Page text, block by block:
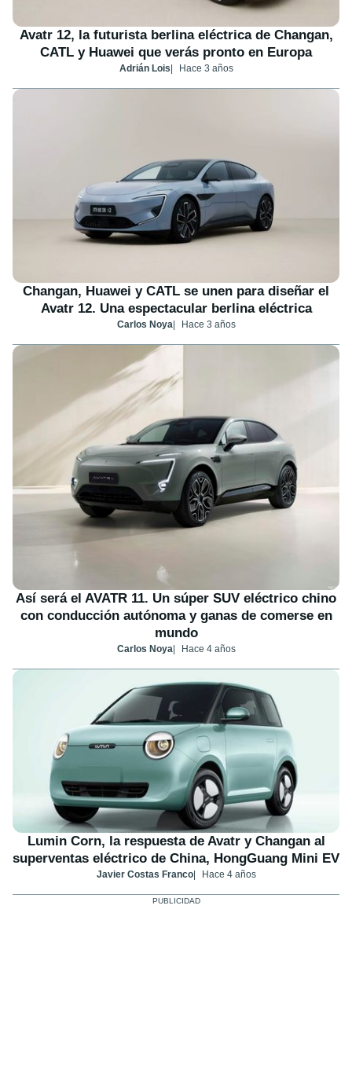
Avatr 12, la futurista berlina eléctrica de Changan,
CATL y Huawei que verás pronto en Europa
Adrián Lois Hace 3 años
Changan, Huawei y CATL se unen para diseñar el
Avatr 12. Una espectacular berlina eléctrica
Carlos Noya Hace 3 años
Así será el AVATR 11. Un súper SUV eléctrico chino
con conducción autónoma y ganas de comerse en
mundo
Carlos Noya Hace 4 años
Lumin Corn, la respuesta de Avatr y Changan al
superventas eléctrico de China, HongGuang Mini EV
Javier Costas Franco Hace 4 años